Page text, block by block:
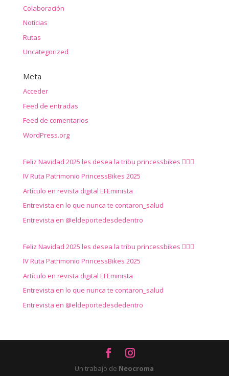
Colaboración
Noticias
Rutas
Uncategorized
Meta
Acceder
Feed de entradas
Feed de comentarios
WordPress.org
Feliz Navidad 2025 les desea la tribu princessbikes 🚴‍♀️✨
IV Ruta Patrimonio PrincessBikes 2025
Artículo en revista digital EFEminista
Entrevista en lo que nunca te contaron_salud
Entrevista en @eldeportedesdedentro
Feliz Navidad 2025 les desea la tribu princessbikes 🚴‍♀️✨
IV Ruta Patrimonio PrincessBikes 2025
Artículo en revista digital EFEminista
Entrevista en lo que nunca te contaron_salud
Entrevista en @eldeportedesdedentro
Un trabajo de Neocroma